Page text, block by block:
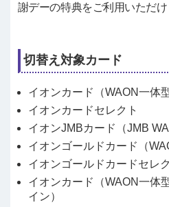
謝デーの特典をご利用いただけ
切替え対象カード
イオンカード（WAON一体型
イオンカードセレクト
イオンJMBカード（JMB
イオンゴールドカード（
イオンゴールドカードセレ
イオンカード（WAON一体
イン）